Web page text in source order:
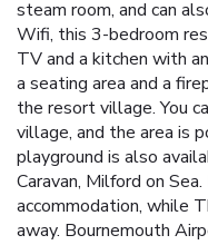
steam room, and can
Wifi, this 3-bedroom
TV and a kitchen with
a seating area and a
the resort village. You
village, and the area is
playground is also
Caravan, Milford on
accommodation, while
away. Bournemouth